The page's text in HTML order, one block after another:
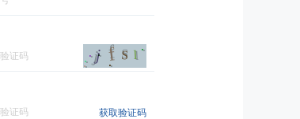
获取验证码